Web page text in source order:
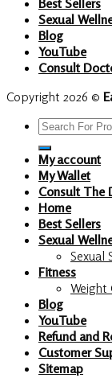
Best Sellers
Sexual
Blog
YouTube
Consult
Copyright 2026 ©
Search
for:
My account
My Wallet
Consult The
Home
Best Sellers
Sexual
Sexual
Fitness
Weight
Blog
YouTube
Refund and
Customer
Sitemap